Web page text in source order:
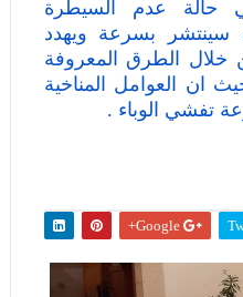
حالة عدم السيطرة
سينتشر بسرعة ويهدد
خلال الطرق المعروفة
ان العوامل المناخية
تفشي الوباء .
Google+